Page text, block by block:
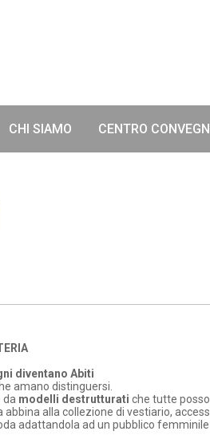
CHI SIAMO CENTRO
diventano Abiti
amano distinguersi.
da modelli destrutturati che tutte
alla collezione di vestiario,
adattandola ad un pubblico